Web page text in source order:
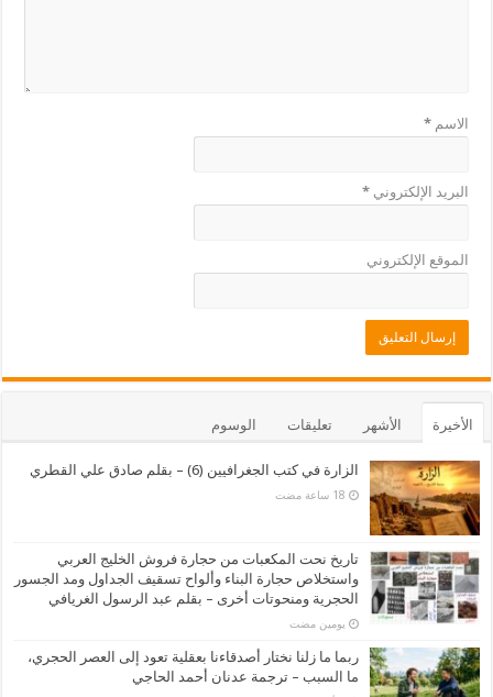
الاسم*
البريد الإلكتروني*
الموقع الإلكتروني
الأخيرة الأشهر تعليقات الوسوم
الزارة في كتب الجغرافيين (6) – بقلم صادق علي القطري
تاريخ نحت المكعبات من حجارة فروش الخليج العربي
واستخلاص حجارة البناء وألواح تسقيف الجداول ومد الجسور
الحجرية ومنحوتات أخرى – بقلم عبد الرسول الغريافي
‏يومين مضت
ربما ما زلنا نختار أصدقاءنا بعقلية تعود إلى العصر الحجري،
ما السبب – ترجمة عدنان أحمد الحاجي